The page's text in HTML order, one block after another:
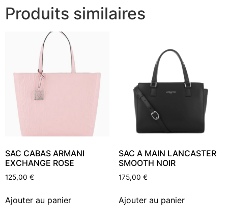
Produits similaires
SAC CABAS ARMANI
EXCHANGE ROSE
125,00 €
Ajouter au panier
SAC A MAIN LANCASTER
SMOOTH NOIR
175,00 €
Ajouter au panier